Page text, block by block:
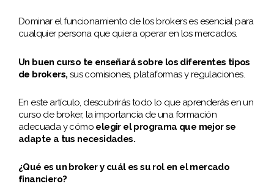
Dominar el funcionamiento de los brokers es esencial para
cualquier persona que quiera operar en los mercados.
Un buen curso te enseñará sobre los diferentes tipos
de brokers, sus comisiones, plataformas y regulaciones.
En este artículo, descubrirás todo lo que aprenderás en un
curso de broker, la importancia de una formación
adecuada y cómo elegir el programa que mejor se
adapte a tus necesidades.
¿Qué es un broker y cuál es su rol en el mercado
financiero?